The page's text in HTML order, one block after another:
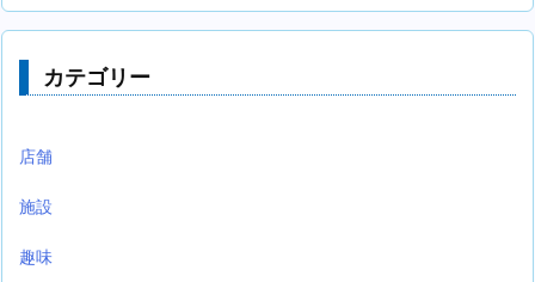
カテゴリー
店舗
施設
趣味